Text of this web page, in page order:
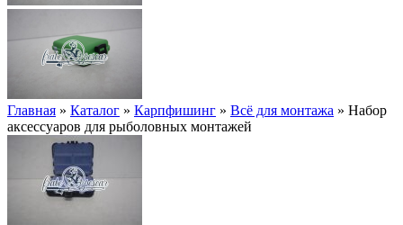
Главная » Каталог » Карпфишинг » Всё для монтажа » Набор
аксессуаров для рыболовных монтажей